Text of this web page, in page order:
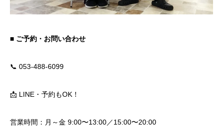
■ ご予約・お問い合わせ
📞 053-488-6099
📩 LINE・予約もOK！
営業時間：月～金 9:00〜13:00／15:00〜20:00